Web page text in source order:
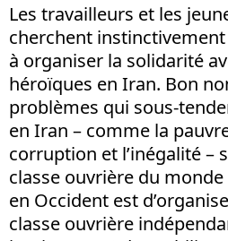
Les travailleurs et les
cherchent
à organiser la solidarité
héroïques en Iran. Bon
problèmes qui sous-
en Iran – comme la
corruption et l’inégalité –
classe ouvrière du
en Occident est
classe ouvrière